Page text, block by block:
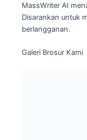
MassWriter AI
Disarankan untuk
berlangganan.
Galeri Brosur Kami